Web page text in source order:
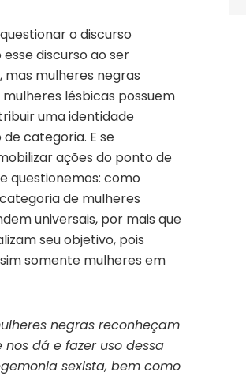
o discurso
discurso ao ser
mulheres negras
lésbicas possuem
uma identidade
categoria. E se
ações do ponto de
questionemos: como
de mulheres
universais, por mais que
seu objetivo, pois
somente mulheres em
negras reconheçam
dá e fazer uso dessa
sexista, bem como